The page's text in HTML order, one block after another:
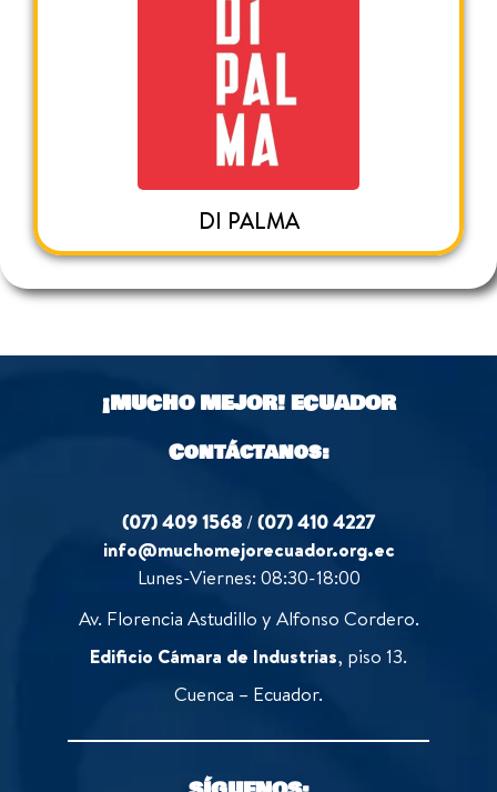
DI PALMA
¡MUCHO MEJOR!ECUADOR
Contáctanos:
(07) 409 1568 /(07) 410 4227
info@muchomejorecuador.org.ec
Lunes-Viernes: 08:30-18:00
Av. Florencia Astudillo y Alfonso Cordero.
Edificio Cámara de Industrias, piso 13.
Cuenca – Ecuador.